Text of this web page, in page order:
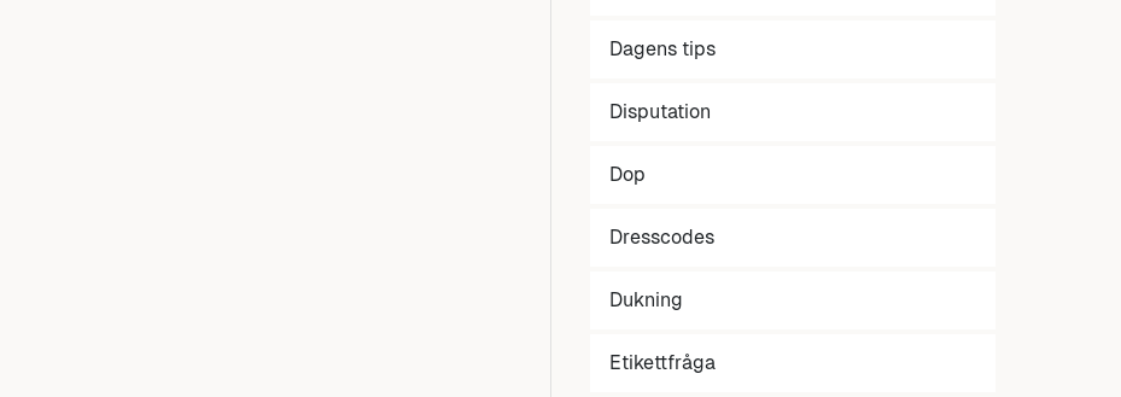
Dagens tips
Disputation
Dop
Dresscodes
Dukning
Etikettfråga